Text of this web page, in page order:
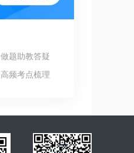
做题助教答疑
高频考点梳理